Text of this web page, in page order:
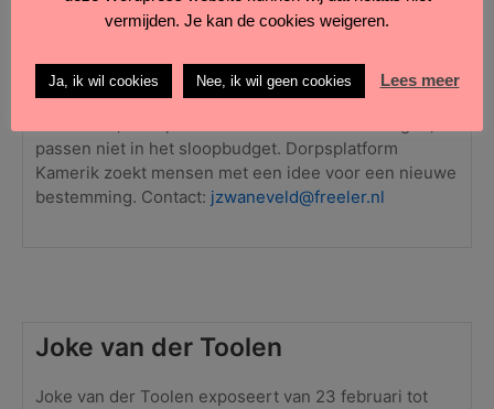
Kunstwerk Eben-Haëzerschool
Dit keramische kunstwerk,De Goede Herder , gaat
mogelijk verloren. De kosten om het van het gebouw
passen niet in het sloopbudget. Dorpsplatform
Kamerik zoekt mensen met een idee voor een nieuwe
bestemming. Contact: jzwaneveld@freeler.nl
Joke van der Toolen
Joke van der Toolen exposeert van 23 februari tot
vermijden. Je kan de cookies weigeren.
Ja, ik wil cookies Nee, ik wil geen cookies Lees meer